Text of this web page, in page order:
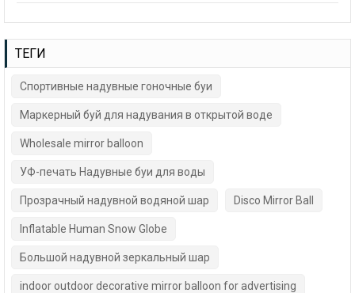
ТЕГИ
Спортивные надувные гоночные буи
Маркерный буй для надувания в открытой воде
Wholesale mirror balloon
УФ-печать Надувные буи для воды
Прозрачный надувной водяной шар Disco Mirror Ball
Inflatable Human Snow Globe
Большой надувной зеркальный шар
indoor outdoor decorative mirror balloon for advertising